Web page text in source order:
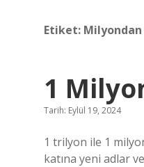
Etiket:
1
Tarih: Eylül 19, 2024
1 trilyon ile 1
katına yeni adlar